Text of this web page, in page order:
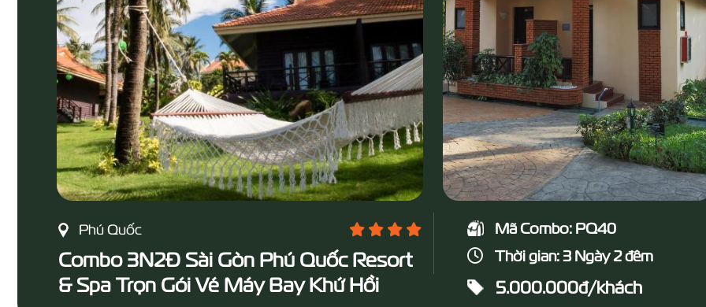
Phú Quốc
Combo 3N2Đ Sài Gòn Phú Quốc Resort
& Spa Trọn Gói Vé Máy Bay Khứ Hồi
Mã Combo: PQ40
Thời gian: 3 Ngày 2 đêm
5.000.000đ/khách